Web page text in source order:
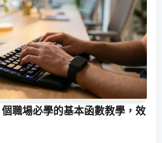
職場必學的基本函數教學，效